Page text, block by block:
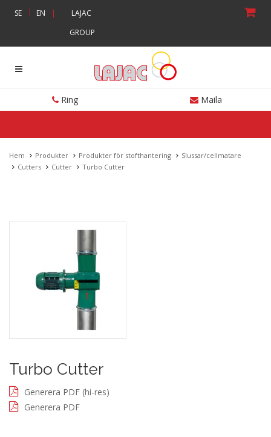
SE | EN |
LAJAC
GROUP
Ring Maila
Hem Produkter Produkter för stofthantering
Slussar/cellmatare
Cutters
Cutter Turbo Cutter
Turbo Cutter
Generera PDF (hi-res)
Generera PDF